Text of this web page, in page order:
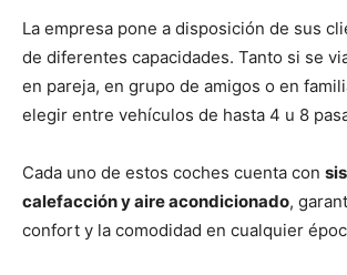
La empresa pone a disposición de sus
de diferentes capacidades. Tanto si se
en pareja, en grupo de amigos o en
elegir entre vehículos de hasta 4 u 8
Cada uno de estos coches cuenta con
calefacción y aire acondicionado,
confort y la comodidad en cualquier